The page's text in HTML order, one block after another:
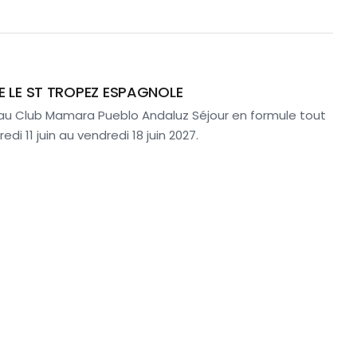
ST TROPEZ ESPAGNOLE
Club Mamara Pueblo Andaluz Séjour en formule tout
11 juin au vendredi 18 juin 2027.